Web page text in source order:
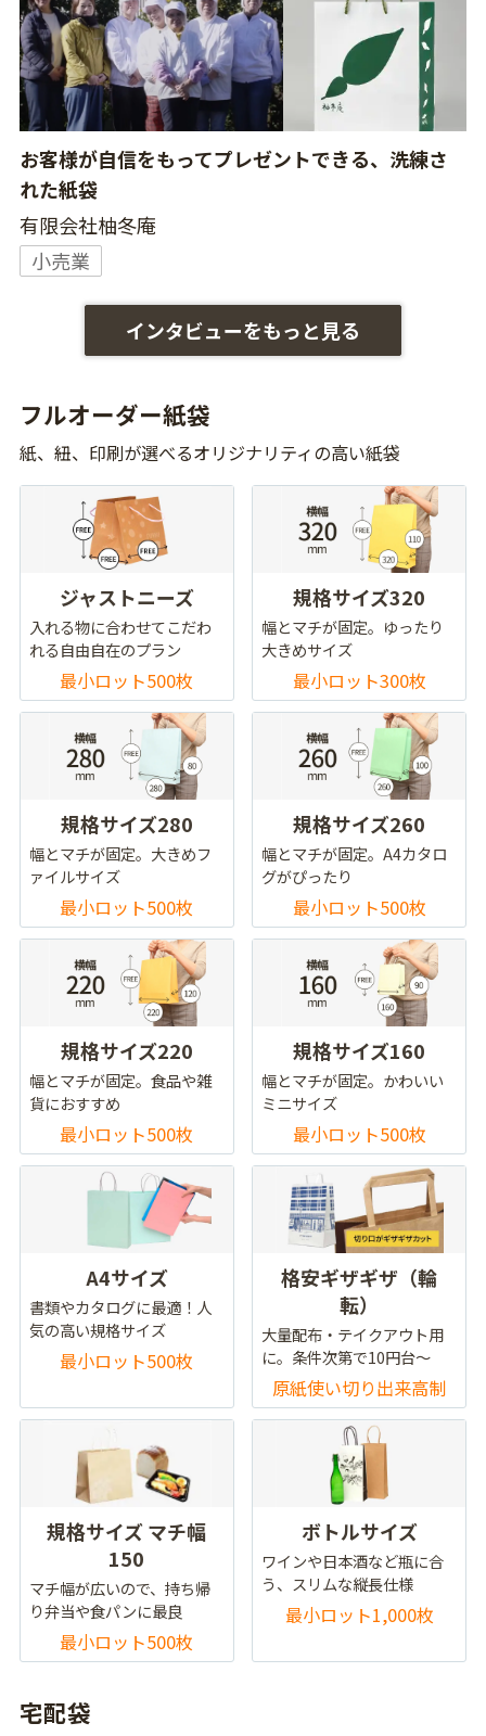
お客様が自信をもってプレゼントできる、洗練さ
れた紙袋
有限会社柚冬庵
小売業
インタビューをもっと見る
フルオーダー紙袋
紙、紐、印刷が選べるオリジナリティの高い紙袋
ジャストニーズ
入れる物に合わせてこだわ
れる自由自在のプラン
最小ロット500枚
規格サイズ320
幅とマチが固定。ゆったり
大きめサイズ
最小ロット300枚
規格サイズ280
幅とマチが固定。大きめフ
ァイルサイズ
最小ロット500枚
規格サイズ260
幅とマチが固定。A4カタロ
グがぴったり
最小ロット500枚
規格サイズ220
幅とマチが固定。食品や雑
貨におすすめ
最小ロット500枚
規格サイズ160
幅とマチが固定。かわいい
ミニサイズ
最小ロット500枚
A4サイズ
書類やカタログに最適！人
気の高い規格サイズ
最小ロット500枚
格安ギザギザ（輪
転）
大量配布・テイクアウト用
に。条件次第で10円台～
原紙使い切り出来高制
規格サイズ マチ幅
150
マチ幅が広いので、持ち帰
り弁当や食パンに最良
最小ロット500枚
ボトルサイズ
ワインや日本酒など瓶に合
う、スリムな縦長仕様
最小ロット1,000枚
宅配袋